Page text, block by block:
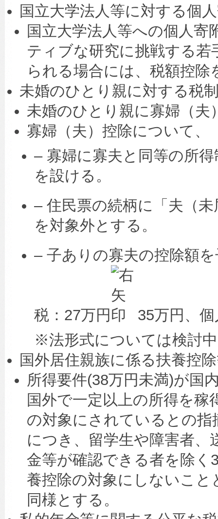
国立大学法人等に対する個
国立大学法人等への個人
ティブな研究に挑戦する
られる場合には、税額控
未婚のひとり親に対する税
未婚のひとり親に寡婦（夫
寡婦（夫）控除について、
– 寡婦に寡夫と同等の所
を設ける。
– 住民票の続柄に「夫（
を対象外とする。
– 子ありの寡夫の控除額
税：27万円
35万円、
※法形式については検討中
国外居住親族に係る扶養控
所得要件(38万円未満)が国
国外で一定以上の所得を
の対象にされているとの
につき、留学生や障害者、
金等が確認できる者を除く
養控除の対象にしないこ
同様とする。